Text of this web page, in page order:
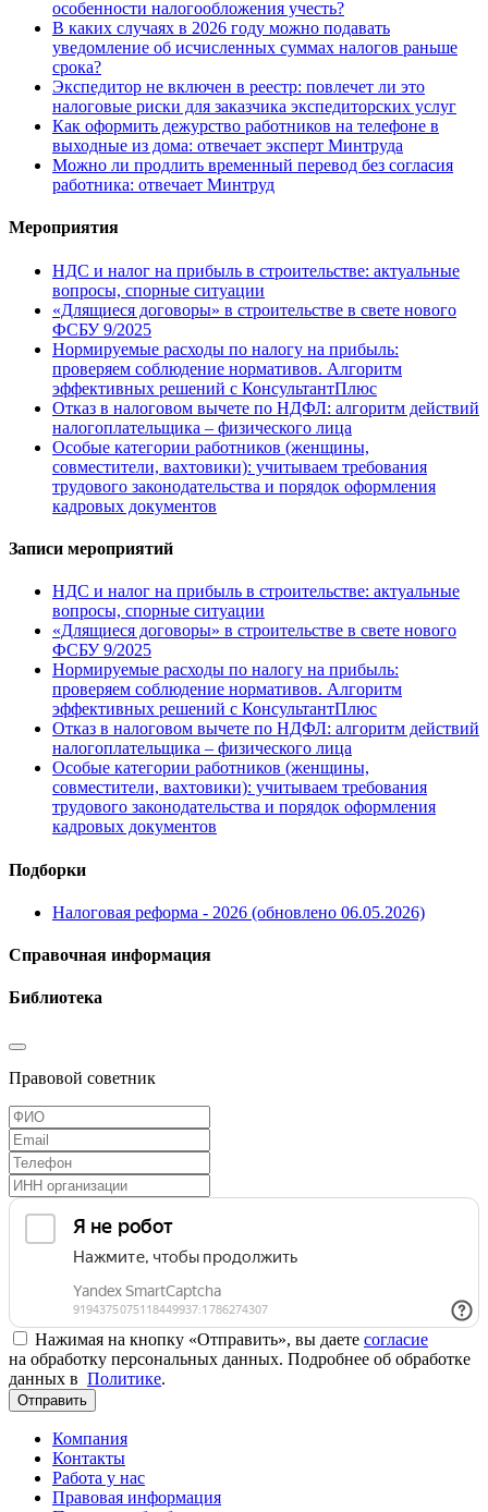
особенности налогообложения учесть?
В каких случаях в 2026 году можно подавать
уведомление об исчисленных суммах налогов раньше
срока?
Экспедитор не включен в реестр: повлечет ли это
налоговые риски для заказчика экспедиторских услуг
Как оформить дежурство работников на телефоне в
выходные из дома: отвечает эксперт Минтруда
Можно ли продлить временный перевод без согласия
работника: отвечает Минтруд
Мероприятия
НДС и налог на прибыль в строительстве: актуальные
вопросы, спорные ситуации
«Длящиеся договоры» в строительстве в свете нового
ФСБУ 9/2025
Нормируемые расходы по налогу на прибыль:
проверяем соблюдение нормативов. Алгоритм
эффективных решений с КонсультантПлюс
Отказ в налоговом вычете по НДФЛ: алгоритм действий
налогоплательщика – физического лица
Особые категории работников (женщины,
совместители, вахтовики): учитываем требования
трудового законодательства и порядок оформления
кадровых документов
Записи мероприятий
НДС и налог на прибыль в строительстве: актуальные
вопросы, спорные ситуации
«Длящиеся договоры» в строительстве в свете нового
ФСБУ 9/2025
Нормируемые расходы по налогу на прибыль:
проверяем соблюдение нормативов. Алгоритм
эффективных решений с КонсультантПлюс
Отказ в налоговом вычете по НДФЛ: алгоритм действий
налогоплательщика – физического лица
Особые категории работников (женщины,
совместители, вахтовики): учитываем требования
трудового законодательства и порядок оформления
кадровых документов
Подборки
Налоговая реформа - 2026 (обновлено 06.05.2026)
Справочная информация
Библиотека
Правовой советник
Нажимая на кнопку «Отправить», вы даете согласие
на обработку персональных данных. Подробнее об обработке
данных в Политике.
Отправить
Компания
Контакты
Работа у нас
Правовая информация